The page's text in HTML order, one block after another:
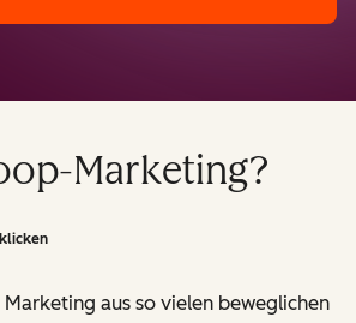
Marketing?
aus so vielen beweglichen